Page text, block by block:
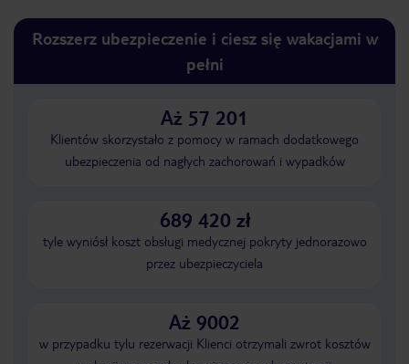
Rozszerz ubezpieczenie i ciesz się wakacjami w
pełni
Aż 57 201
Klientów skorzystało z pomocy w ramach dodatkowego
ubezpieczenia od nagłych zachorowań i wypadków
689 420 zł
tyle wyniósł koszt obsługi medycznej pokryty jednorazowo
przez ubezpieczyciela
Aż 9002
w przypadku tylu rezerwacji Klienci otrzymali zwrot kosztów